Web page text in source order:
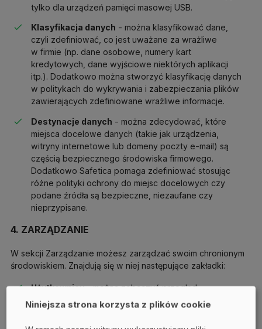
tylko dla urządzeń pamięci masowej USB.
Klasyfikacja danych - można klasyfikować dane,
czyli zdefiniować, co jest uważane za wrażliwe
w firmie (np. dane osobowe, numery kart
kredytowych, dane wyjściowe niektórych aplikacji
itp.). Dodatkowo można stworzyć klasyfikację danych
w politykach do wykrywania i zabezpieczania plików
zawierających zdefiniowane wrażliwe informacje.
Destynacje danych - można zdecydować, które
miejsca docelowe danych (takie jak urządzenia,
witryny internetowe lub domeny poczty e-mail) są
częścią bezpiecznego środowiska firmowego.
Dodatkowo Safetica pomaga zdefiniować stosując
różne polityki ochrony do miejsc docelowych czy
podane źródła są bezpieczne, niezaufane czy
nieprzypisane.
4. ZARZĄDZANIE
W sekcji Zarządzanie możesz zarządzać swoim chronionym
środowiskiem. Znajdują się w niej następujące zakładki:
Użytkownicy- można zobaczyć przegląd
użytkowników końcowych i podzielić ich na zespoły.
Można również przypisywać i odbierać licencje
użytkownikom oraz udzielać uprzywilejowanego
Niniejsza strona korzysta z plików cookie